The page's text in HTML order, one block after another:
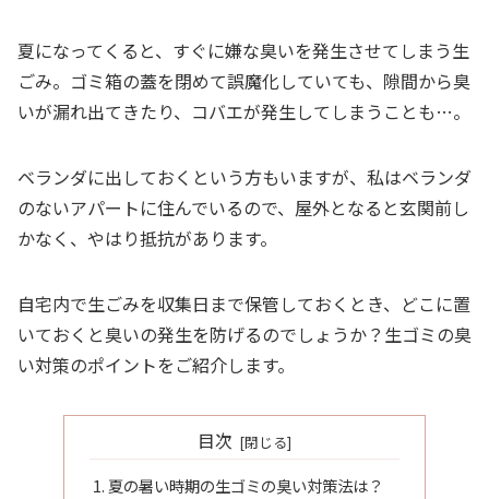
夏になってくると、すぐに嫌な臭いを発生させてしまう生
ごみ。ゴミ箱の蓋を閉めて誤魔化していても、隙間から臭
いが漏れ出てきたり、コバエが発生してしまうことも…。
ベランダに出しておくという方もいますが、私はベランダ
のないアパートに住んでいるので、屋外となると玄関前し
かなく、やはり抵抗があります。
自宅内で生ごみを収集日まで保管しておくとき、どこに置
いておくと臭いの発生を防げるのでしょうか？生ゴミの臭
い対策のポイントをご紹介します。
目次
夏の暑い時期の生ゴミの臭い対策法は？